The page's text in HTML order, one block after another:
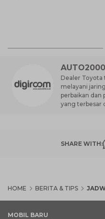
Dealer Toyota
melayani
perbaikan dan
yang terbesar
SHARE WITH:
HOME BERITA & TIPS
MOBIL BARU